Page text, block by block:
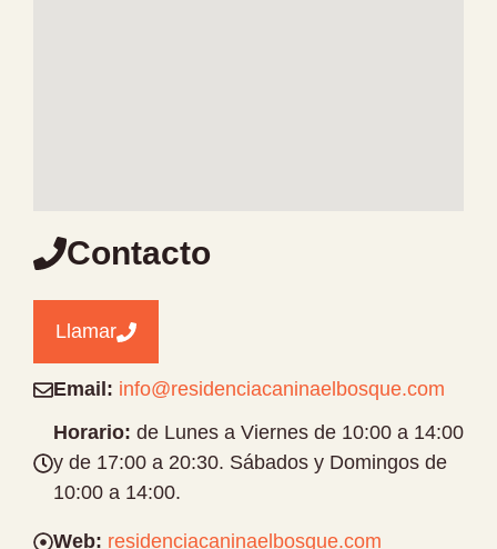
Contacto
Llamar
Email: info@residenciacaninaelbosque.com
Horario: de Lunes a Viernes de 10:00 a 14:00
y de 17:00 a 20:30. Sábados y Domingos de
10:00 a 14:00.
Web: residenciacaninaelbosque.com